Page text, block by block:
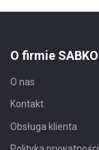
O firmie SABKO
O nas
Kontakt
Obsługa klienta